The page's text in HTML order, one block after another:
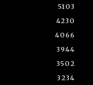
5103
4230
4066
3944
3502
3234